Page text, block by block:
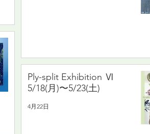
Ply-split Exhibition Ⅵ
5/18(月)〜5/23(土)
4月22日